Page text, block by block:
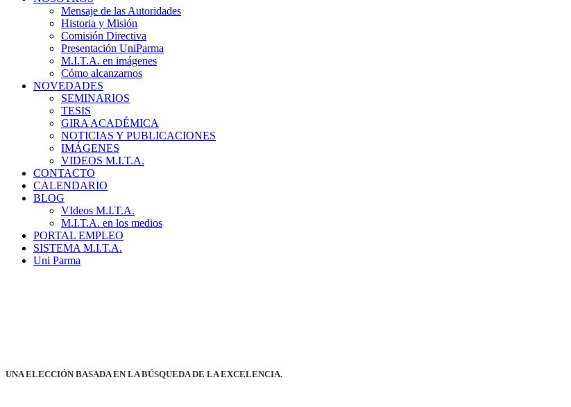
Mensaje de las Autoridades
Historia y Misión
Comisión Directiva
Presentación UniParma
M.I.T.A. en imágenes
Cómo alcanzarnos
NOVEDADES
SEMINARIOS
TESIS
GIRA ACADÉMICA
NOTICIAS Y PUBLICACIONES
IMÁGENES
VIDEOS M.I.T.A.
CONTACTO
CALENDARIO
BLOG
VIdeos M.I.T.A.
M.I.T.A. en los medios
PORTAL EMPLEO
SISTEMA M.I.T.A.
Uni Parma
UNA ELECCIÓN BASADA EN LA BÚSQUEDA DE LA EXCELENCIA.